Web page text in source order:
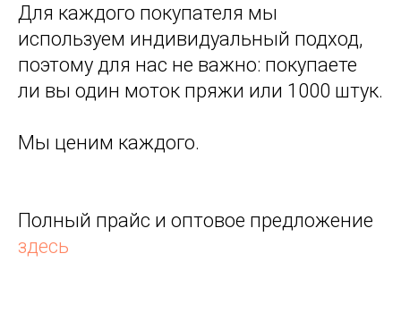
Для каждого покупателя мы
используем индивидуальный подход,
поэтому для нас не важно: покупаете
ли вы один моток пряжи или 1000 штук.
Мы ценим каждого.
Полный прайс и оптовое предложение
здесь